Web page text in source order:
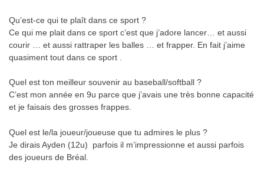
Qu’est-ce qui te plaît dans ce sport ?
Ce qui me plait dans ce sport c’est que j’adore lancer… et aussi
courir … et aussi rattraper les balles … et frapper. En fait j’aime
quasiment tout dans ce sport .
Quel est ton meilleur souvenir au baseball/softball ?
C’est mon année en 9u parce que j’avais une très bonne capacité
et je faisais des grosses frappes.
Quel est le/la joueur/joueuse que tu admires le plus ?
Je dirais Ayden (12u)
parfois il m’impressionne et aussi parfois
des joueurs de Bréal.